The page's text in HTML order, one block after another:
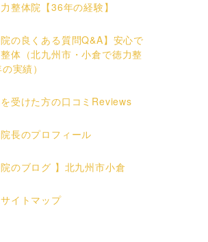
整体院【36年の経験】
院の良くある質問Q&A】安心で
体（北九州市・小倉で徳力整
実績）
受けた方の口コミReviews
長のプロフィール
院のブログ 】北九州市小倉
イトマップ